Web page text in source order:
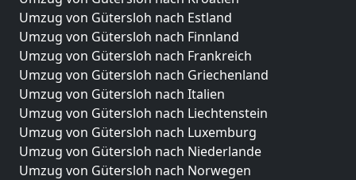
Umzug von Gütersloh nach Estland
Umzug von Gütersloh nach Finnland
Umzug von Gütersloh nach Frankreich
Umzug von Gütersloh nach Griechenland
Umzug von Gütersloh nach Italien
Umzug von Gütersloh nach Liechtenstein
Umzug von Gütersloh nach Luxemburg
Umzug von Gütersloh nach Niederlande
Umzug von Gütersloh nach Norwegen